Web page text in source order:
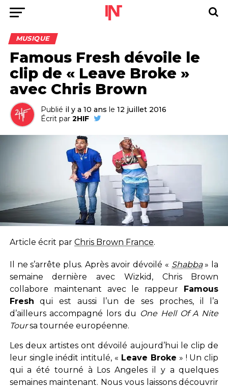
MUSIQUE
Famous Fresh dévoile le
clip de « Leave Broke »
avec Chris Brown
Publié il y a 10 ans le 12 juillet 2016
Écrit par 2HIF
Article écrit par Chris Brown France.
Il ne s’arrête plus. Après avoir dévoilé « Shabba» la
semaine dernière avec Wizkid, Chris Brown
collabore maintenant avec le rappeur
Famous
Fresh qui est aussi l’un de ses proches, il l’a
d’ailleurs accompagné lors du One Hell Of A Nite
Toursa tournée européenne.
Les deux artistes ont dévoilé aujourd’hui le clip de
leur single inédit intitulé, « Leave Broke » ! Un clip
qui a été tourné à Los Angeles il y a quelques
semaines maintenant. Nous vous laissons découvrir